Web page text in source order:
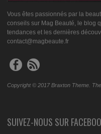
Vous êtes passionnés par la
conseils sur Mag Beauté, le blog
tendances et les dernières
contact@magbeaute.fr
Copyright © 2017 Braxton Theme.
SUIVEZ-NOUS SUR